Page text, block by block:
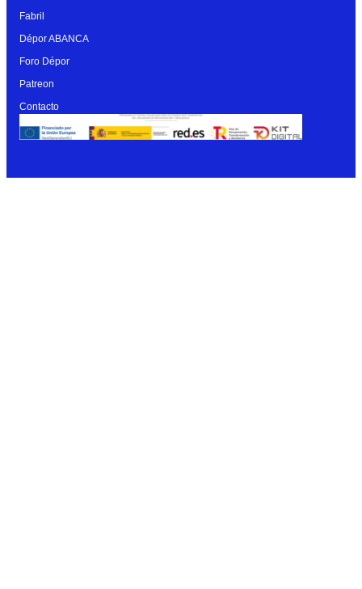
Fabril
Dépor ABANCA
Foro Dépor
Patreon
Contacto